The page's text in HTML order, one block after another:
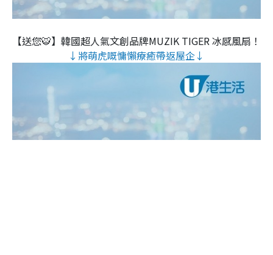
【送您🐯】韓國超人氣文創品牌MUZIK TIGER 冰感風扇！
↓將萌虎嘅慵懶療癒帶返屋企↓